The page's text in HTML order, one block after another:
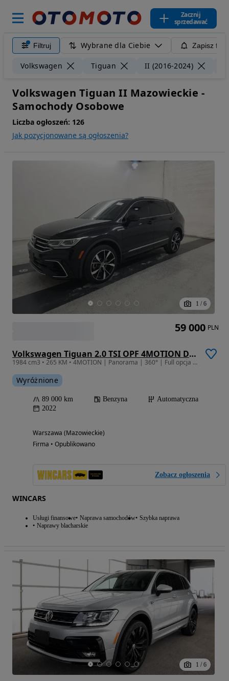
Zacznij
sprzedawać
Filtruj Wybrane dla Ciebie Zapisz
Volkswagen Tiguan II (2016-2024)
Volkswagen Tiguan II Mazowieckie -
Samochody Osobowe
Liczba ogłoszeń: 126
Jak pozycjonowane są ogłoszenia?
1 / 6
Volkswagen Tiguan 2.0 TSI OPF 4MOTION DSG R-Line
1984 cm3 • 265 KM • 4MOTION | Panorama | 360° | Full opcja | ACC | IQ.DRIVE | Gwarancja
Wyróżnione
89 000 km Benzyna
Automatyczna
2022
Warszawa (Mazowieckie)
Firma • Opublikowano
Zobacz ogłoszenia
WINCARS
Usługi finansowe Naprawa samochodów Szybka naprawa
Naprawy blacharskie
59 000 PLN
1 / 6